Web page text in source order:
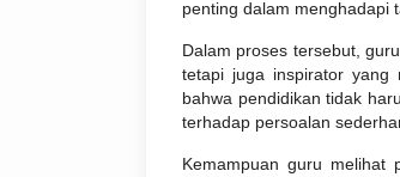
penting dalam menghadapi
Dalam proses tersebut,
tetapi juga inspirator yang
bahwa pendidikan tidak
terhadap persoalan
Kemampuan guru melihat